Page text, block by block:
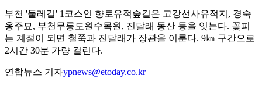
부천 '둘레길' 1코스인 향토유적숲길은 고강선사유적지, 경숙
옹주묘, 부천무릉도원수목원, 진달래 동산 등을 잇는다. 꽃피
는 계절이 되면 철쭉과 진달래가 장관을 이룬다. 9㎞ 구간으로
2시간 30분 가량 걸린다.
연합뉴스 기자ypnews@etoday.co.kr